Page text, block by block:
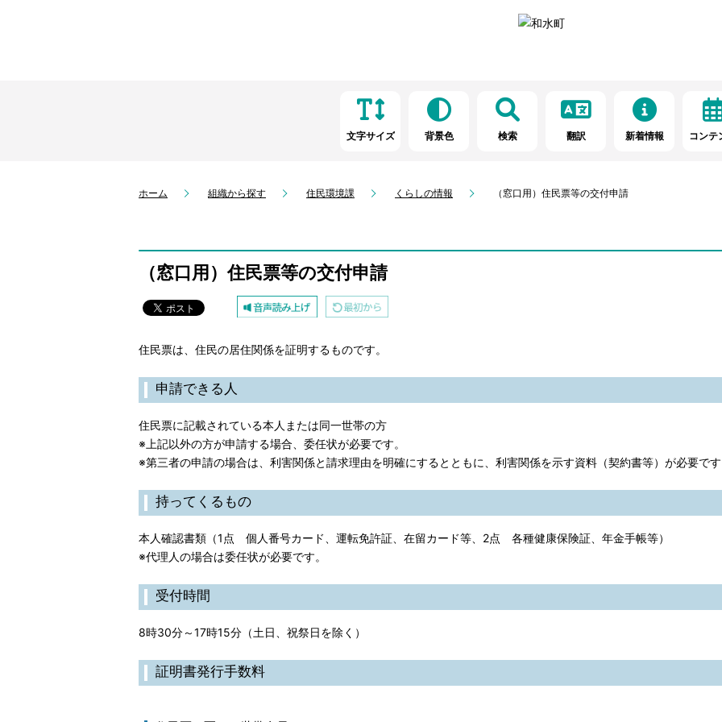
文字サイズ 背景色 検索 翻訳 新着情報 コンテ
ホーム 組織から探す 住民環境課 くらしの情報 （窓口用）住民票等の交付申請
（窓口用）住民票等の交付申請
住民票は、住民の居住関係を証明するものです。
申請できる人
住民票に記載されている本人または同一世帯の方
※上記以外の方が申請する場合、委任状が必要です。
※第三者の申請の場合は、利害関係と請求理由を明確にするとともに、利害関係を示す資料（契約書等）が必要で
持ってくるもの
本人確認書類（1点 個人番号カード、運転免許証、在留カード等、2点 各種健康保険証、年金手帳等）
※代理人の場合は委任状が必要です。
受付時間
8時30分～17時15分（土日、祝祭日を除く）
証明書発行手数料